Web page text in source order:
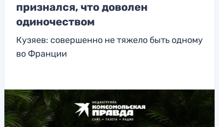
признался, что доволен
одиночеством
Кузяев: совершенно не тяжело быть одному
во Франции